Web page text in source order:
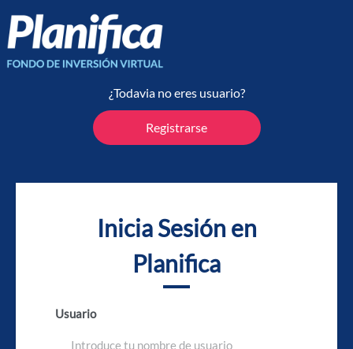
¿Todavia no eres usuario?
Registrarse
Inicia Sesión en
Planifica
Usuario